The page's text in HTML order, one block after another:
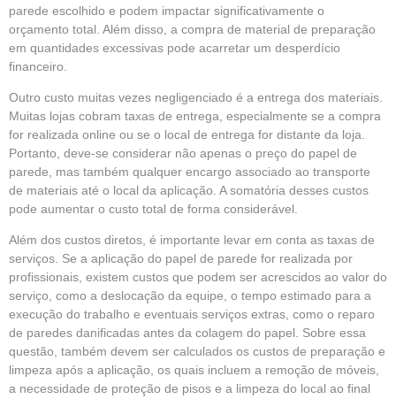
parede escolhido e podem impactar significativamente o
orçamento total. Além disso, a compra de material de preparação
em quantidades excessivas pode acarretar um desperdício
financeiro.
Outro custo muitas vezes negligenciado é a entrega dos materiais.
Muitas lojas cobram taxas de entrega, especialmente se a compra
for realizada online ou se o local de entrega for distante da loja.
Portanto, deve-se considerar não apenas o preço do papel de
parede, mas também qualquer encargo associado ao transporte
de materiais até o local da aplicação. A somatória desses custos
pode aumentar o custo total de forma considerável.
Além dos custos diretos, é importante levar em conta as taxas de
serviços. Se a aplicação do papel de parede for realizada por
profissionais, existem custos que podem ser acrescidos ao valor do
serviço, como a deslocação da equipe, o tempo estimado para a
execução do trabalho e eventuais serviços extras, como o reparo
de paredes danificadas antes da colagem do papel. Sobre essa
questão, também devem ser calculados os custos de preparação e
limpeza após a aplicação, os quais incluem a remoção de móveis,
a necessidade de proteção de pisos e a limpeza do local ao final